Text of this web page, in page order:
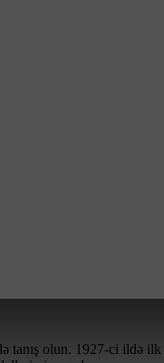
tanış olun. 1927-ci ildə ilk